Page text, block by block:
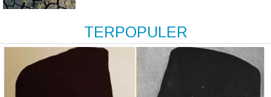
TERPOPULER